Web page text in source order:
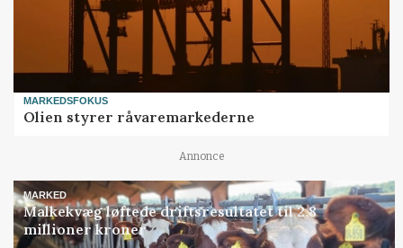
MARKEDSFOKUS
Olien styrer råvaremarkederne
Annonce
MARKED
Malkekvæg løftede driftsresultatet til 2,8
millioner kroner